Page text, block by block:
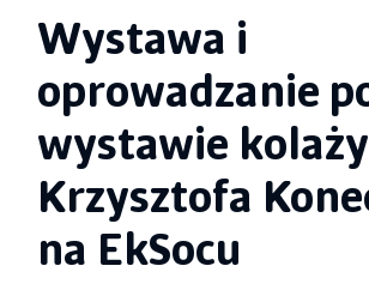
Wystawa i
oprowadzanie
wystawie
Krzysztofa
na EkSocu